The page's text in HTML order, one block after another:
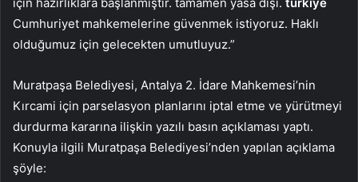
Cumhuriyet mahkemelerine güvenmek istiyoruz. Haklı
olduğumuz için gelecekten umutluyuz.”
Muratpaşa Belediyesi, Antalya 2. İdare Mahkemesi’nin
Kırcami için parselasyon planlarını iptal etme ve yürütmeyi
durdurma kararına ilişkin yazılı basın açıklaması yaptı.
Konuyla ilgili Muratpaşa Belediyesi’nden yapılan açıklama
şöyle: